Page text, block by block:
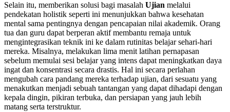
Selain itu, memberikan solusi bagi masalah Ujian melalui
pendekatan holistik seperti ini menunjukkan bahwa kesehatan
mental sama pentingnya dengan pencapaian nilai akademik. Orang
tua dan guru dapat berperan aktif membantu remaja untuk
mengintegrasikan teknik ini ke dalam rutinitas belajar sehari-hari
mereka. Misalnya, melakukan lima menit latihan pernapasan
sebelum memulai sesi belajar yang intens dapat meningkatkan daya
ingat dan konsentrasi secara drastis. Hal ini secara perlahan
mengubah cara pandang mereka terhadap ujian, dari sesuatu yang
menakutkan menjadi sebuah tantangan yang dapat dihadapi dengan
kepala dingin, pikiran terbuka, dan persiapan yang jauh lebih
matang serta terstruktur.